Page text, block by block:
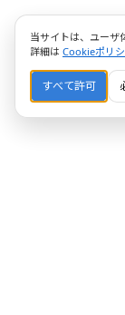
当サイトは、ユーザ
詳細は Cookieポリ
すべて許可